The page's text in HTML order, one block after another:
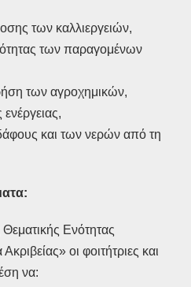
των καλλιεργειών,
των παραγομένων
των αγροχημικών,
και των νερών από τη
Ενότητας
οι φοιτήτριες και
να: